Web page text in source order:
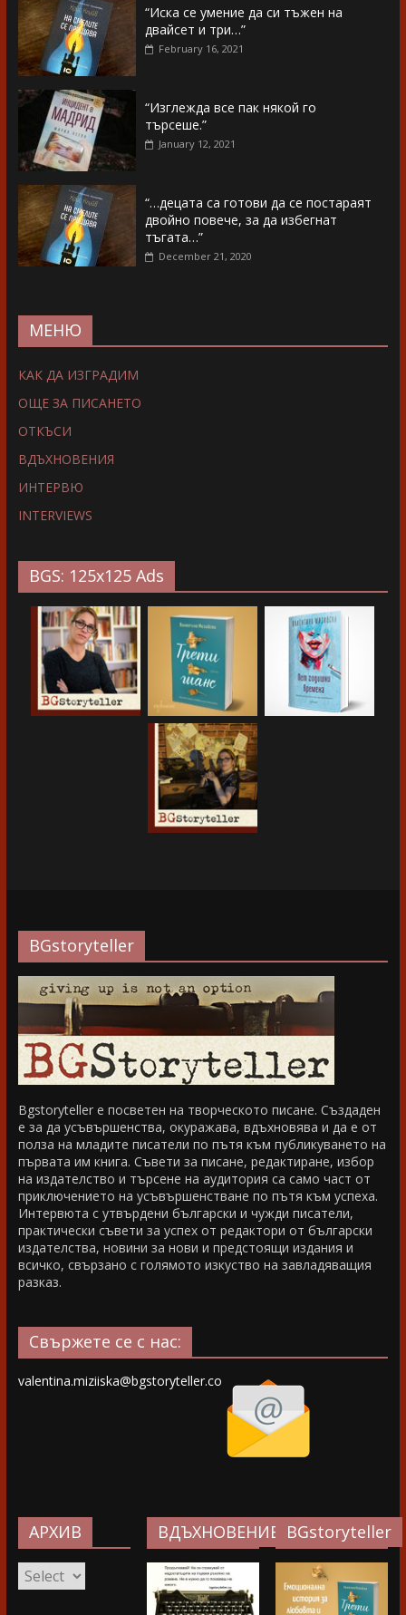
“Иска се умение да си тъжен на
двайсет и три…”
February 16, 2021
“Изглежда все пак някой го
търсеше.”
January 12, 2021
“…децата са готови да се постараят
двойно повече, за да избегнат
тъгата…”
December 21, 2020
МЕНЮ
КАК ДА ИЗГРАДИМ
ОЩЕ ЗА ПИСАНЕТО
ОТКЪСИ
ВДЪХНОВЕНИЯ
ИНТЕРВЮ
INTERVIEWS
BGS: 125x125 Ads
BGstoryteller
Bgstoryteller е посветен на творческото писане. Създаден
е за да усъвършенства, окуражава, вдъхновява и да е от
полза на младите писатели по пътя към публикуването на
първата им книга. Съвети за писане, редактиране, избор
на издателство и търсене на аудитория са само част от
приключението на усъвършенстване по пътя към успеха.
Интервюта с утвърдени български и чужди писатели,
практически съвети за успех от редактори от български
издателства, новини за нови и предстоящи издания и
всичко, свързано с голямото изкуство на завладяващия
разказ.
Свържете се с нас:
valentina.miziiska@bgstoryteller.co
АРХИВ
АРХИВ
ВДЪХНОВЕНИЕ…BGstoryteller